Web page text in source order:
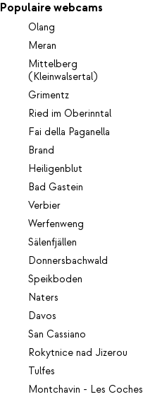
Populaire webcams
Olang
Meran
Mittelberg
(Kleinwalsertal)
Grimentz
Ried im Oberinntal
Fai della Paganella
Brand
Heiligenblut
Bad Gastein
Verbier
Werfenweng
Sälenfjällen
Donnersbachwald
Speikboden
Naters
Davos
San Cassiano
Rokytnice nad Jizerou
Tulfes
Montchavin - Les Coches